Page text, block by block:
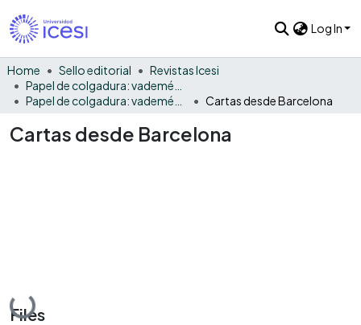
Log In
Home Sello editorial
Revistas Icesi
Cartas desde Barcelona
Cartas desde Barcelona
Loading...
Files